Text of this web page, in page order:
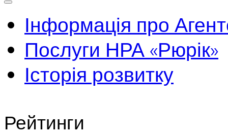
Інформація про
Послуги НРА «Рюрік»
Історія розвитку
Рейтинги